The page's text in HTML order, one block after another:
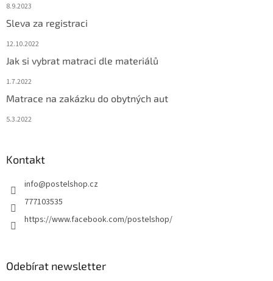
8.9.2023
Sleva za registraci
12.10.2022
Jak si vybrat matraci dle materiálů
1.7.2022
Matrace na zakázku do obytných aut
5.3.2022
Kontakt
info@postelshop.cz
777103535
https://www.facebook.com/postelshop/
Odebírat newsletter